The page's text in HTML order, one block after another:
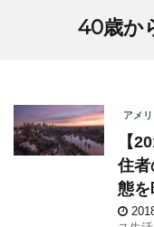
40歳か
アメ
【
住者
態を